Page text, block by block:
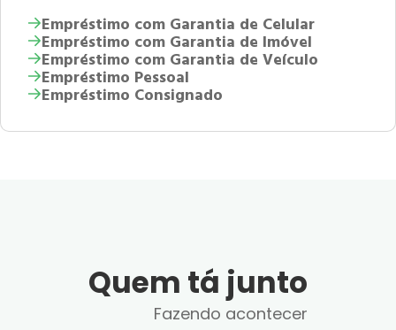
Empréstimo com Garantia de Celular
Empréstimo com Garantia de Imóvel
Empréstimo com Garantia de Veículo
Empréstimo Pessoal
Empréstimo Consignado
Quem tá junto
Fazendo acontecer